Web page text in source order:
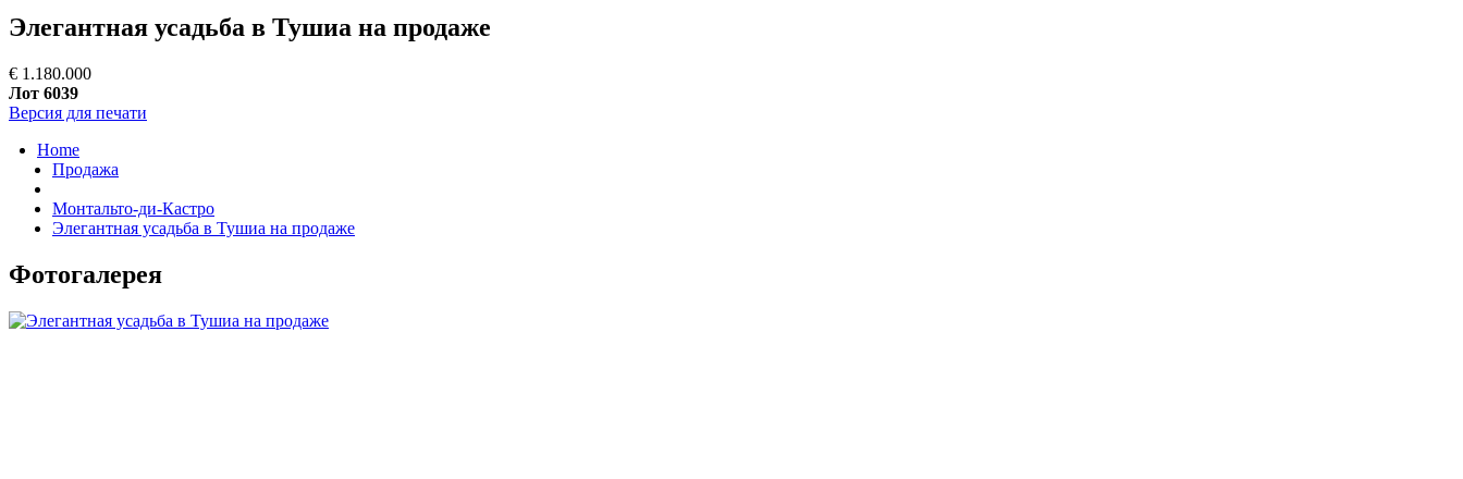
Элегантная усадьба в Тушиа на продаже
€ 1.180.000
Лот 6039
Версия для печати
Home
Продажа
Монтальто-ди-Кастро
Элегантная усадьба в Тушиа на продаже
Фотогалерея